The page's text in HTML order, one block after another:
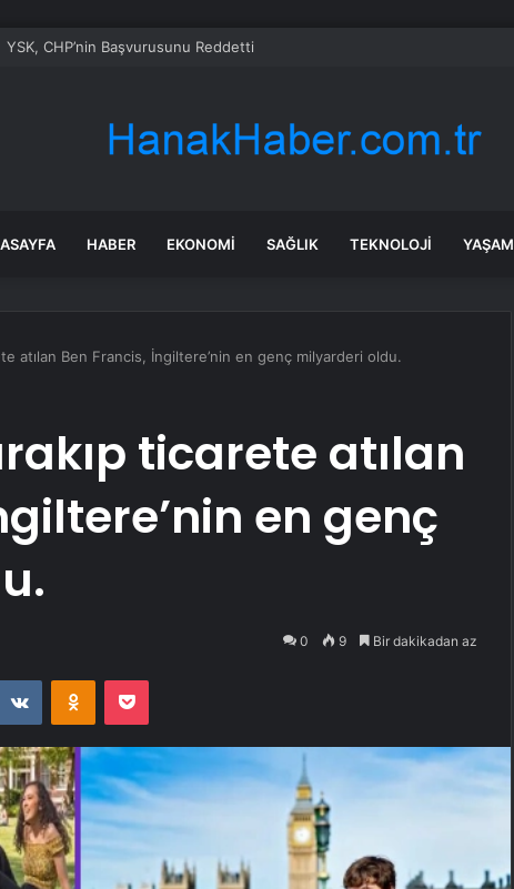
YSK, CHP’nin Başvurusunu Reddetti
HABER EKONOMI SAĞLIK TEKNOLOJI YAŞAM
atılan Ben Francis, İngiltere’nin en genç milyarderi oldu.
ticarete atılan
en genç
0 9 Bir dakikadan az
VKontakteOdnoklassniki
Pocket